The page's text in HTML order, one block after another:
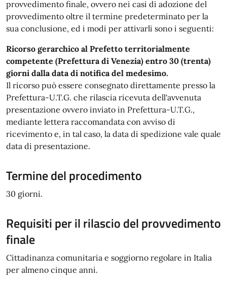
provvedimento finale, ovvero nei casi di adozione del
provvedimento oltre il termine predeterminato per la
sua conclusione, ed i modi per attivarli sono i seguenti:
Ricorso gerarchico al Prefetto territorialmente
competente (Prefettura di Venezia) entro 30 (trenta)
giorni dalla data di notifica del medesimo.
Il ricorso può essere consegnato direttamente presso la
Prefettura-U.T.G. che rilascia ricevuta dell'avvenuta
presentazione ovvero inviato in Prefettura-U.T.G.,
mediante lettera raccomandata con avviso di
ricevimento e, in tal caso, la data di spedizione vale quale
data di presentazione.
Termine del procedimento
30 giorni.
Requisiti per il rilascio del provvedimento
finale
Cittadinanza comunitaria e soggiorno regolare in Italia
per almeno cinque anni.